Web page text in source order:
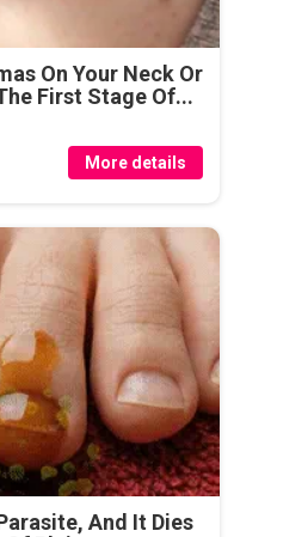
On Your Neck Or
First Stage Of...
More details
And It Dies